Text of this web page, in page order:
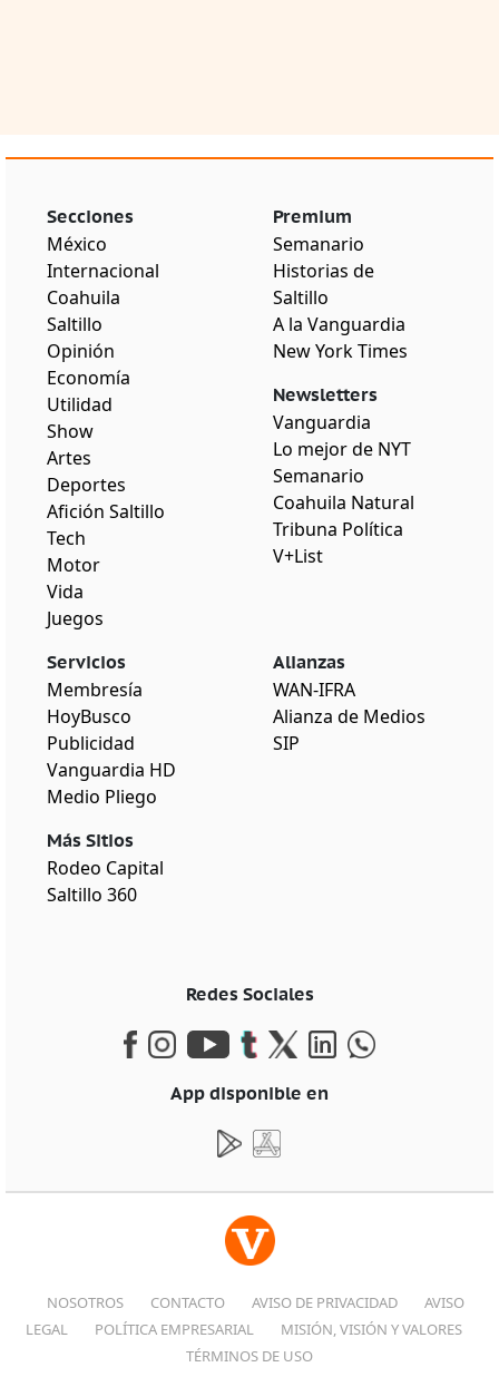
Secciones
México
Internacional
Coahuila
Saltillo
Opinión
Economía
Utilidad
Show
Artes
Deportes
Afición Saltillo
Tech
Motor
Vida
Juegos
Premium
Semanario
Historias de
Saltillo
A la Vanguardia
New York Times
Newsletters
Vanguardia
Lo mejor de NYT
Semanario
Coahuila Natural
Tribuna Política
V+List
Servicios
Membresía
HoyBusco
Publicidad
Vanguardia HD
Medio Pliego
Más Sitios
Rodeo Capital
Saltillo 360
Alianzas
WAN-IFRA
Alianza de Medios
SIP
Redes Sociales
App disponible en
NOSOTROS CONTACTO AVISO DE PRIVACIDAD
AVISO
LEGAL
POLÍTICA EMPRESARIAL
MISIÓN, VISIÓN Y VALORES
TÉRMINOS DE USO